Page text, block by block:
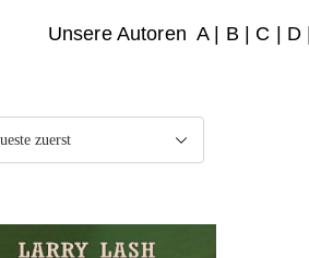
Unsere AutorenA| B C D